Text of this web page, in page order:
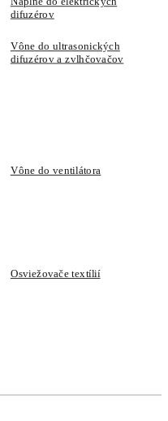
difuzérov
Vône do ultrasonických
difuzérov a zvlhčovačov
Vône do ventilátora
Osviežovače textílií